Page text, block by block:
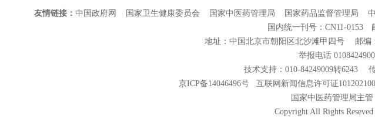
友情链接： 中国政府网 国家卫生健康委员会 国家中医药管理局 国家药品监督管理局
国内统一刊号：CN11-0153
地址：中国北京市朝阳区北沙滩甲四号 邮编
举报电话
技术支持：010-84249009转6243
京ICP备14046496号
互联网新闻信息许可证
国家中医药管理局主
Copyright All Rights